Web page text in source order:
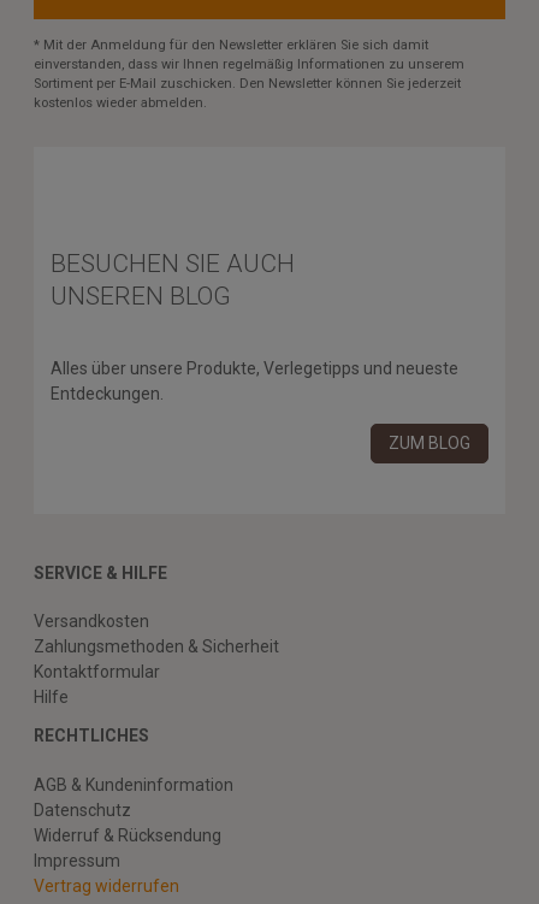
* Mit der Anmeldung für den Newsletter erklären Sie sich damit
einverstanden, dass wir Ihnen regelmäßig Informationen zu unserem
Sortiment per E-Mail zuschicken. Den Newsletter können Sie jederzeit
kostenlos wieder abmelden.
BESUCHEN SIE AUCH
UNSEREN BLOG
Alles über unsere Produkte, Verlegetipps und neueste
Entdeckungen.
ZUM BLOG
SERVICE & HILFE
Versandkosten
Zahlungsmethoden & Sicherheit
Kontaktformular
Hilfe
RECHTLICHES
AGB & Kundeninformation
Datenschutz
Widerruf & Rücksendung
Impressum
Vertrag widerrufen